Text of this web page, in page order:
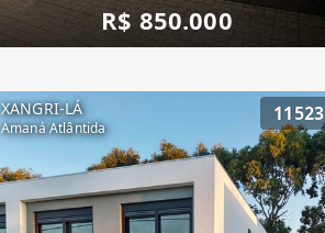
R$ 850.000
XANGRI-LÁ
Amaná Atlântida
11523